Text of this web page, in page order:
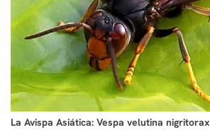
La Avispa Asiática: Vespa velutina nigritorax